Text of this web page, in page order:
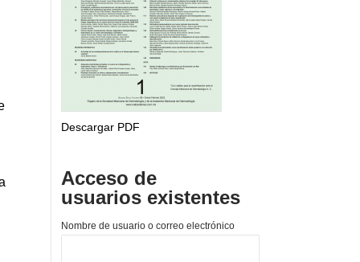
Descargar PDF
Acceso de
usuarios existentes
Nombre de usuario o correo electrónico